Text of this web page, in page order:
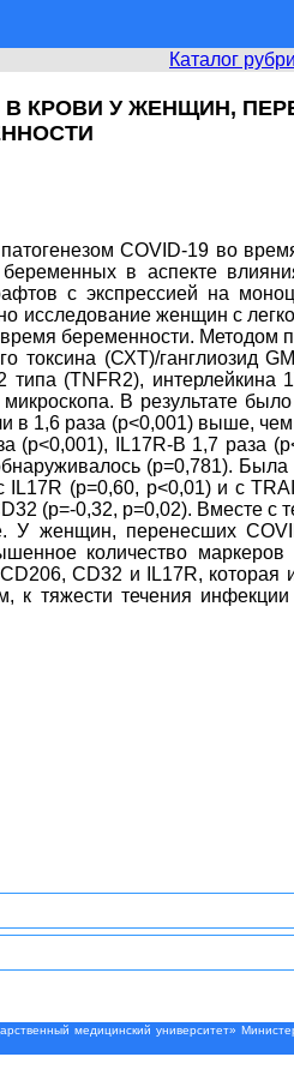
Каталог
У ЖЕНЩИН,
COVID-19 во
в аспекте
с экспрессией на
женщин с
беременности. Методом
(СХТ)/ганглиозид
(TNFR2),
В результате
1,6 раза (р<0,001) выше,
(р<0,001), IL17R-B 1,7 раза
(р=0,781).
(р=0,60, р<0,01) и с
(р=-0,32, р=0,02). Вместе
женщин, перенесших
количество
CD32 и IL17R,
к тяжести течения
медицинский университет»